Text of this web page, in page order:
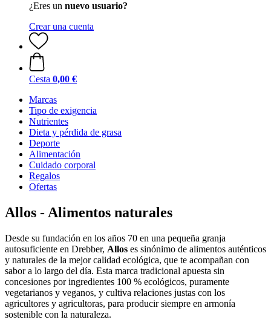
¿Eres un nuevo usuario?
Crear una cuenta
Cesta 0,00 €
Marcas
Tipo de exigencia
Nutrientes
Dieta y pérdida de grasa
Deporte
Alimentación
Cuidado corporal
Regalos
Ofertas
Allos - Alimentos naturales
Desde su fundación en los años 70 en una pequeña granja
autosuficiente en Drebber, Allos es sinónimo de alimentos auténticos
y naturales de la mejor calidad ecológica, que te acompañan con
sabor a lo largo del día. Esta marca tradicional apuesta sin
concesiones por ingredientes 100 % ecológicos, puramente
vegetarianos y veganos, y cultiva relaciones justas con los
agricultores y agricultoras, para producir siempre en armonía
sostenible con la naturaleza.